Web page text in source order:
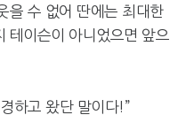
을 수 없어 딴에는 최대한
테이슨이 아니었으면 앞으
하고 왔단 말이다!”